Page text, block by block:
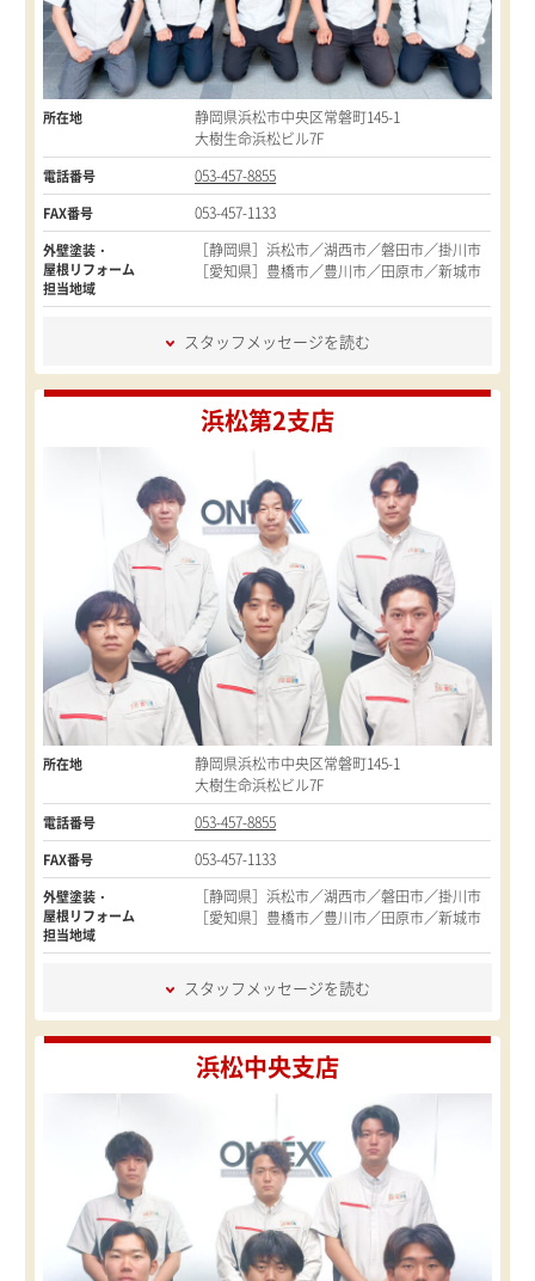
所在地
静岡県浜松市中央区常磐町145-1
大樹生命浜松ビル7F
電話番号
053-457-8855
FAX番号
053-457-1133
外壁塗装・
屋根リフォーム
担当地域
［静岡県］浜松市／湖西市／磐田市／掛川市
［愛知県］豊橋市／豊川市／田原市／新城市
スタッフメッセージを読む
浜松第2支店
所在地
静岡県浜松市中央区常磐町145-1
大樹生命浜松ビル7F
電話番号
053-457-8855
FAX番号
053-457-1133
外壁塗装・
屋根リフォーム
担当地域
［静岡県］浜松市／湖西市／磐田市／掛川市
［愛知県］豊橋市／豊川市／田原市／新城市
スタッフメッセージを読む
浜松中央支店